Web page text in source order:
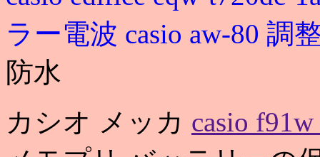
ラー電波 casio aw-80 調
防水
カシオ メッカ casio